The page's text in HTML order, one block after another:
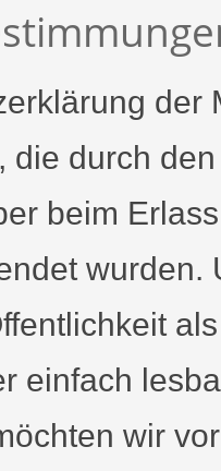
der
die durch
beim
einfach
wir